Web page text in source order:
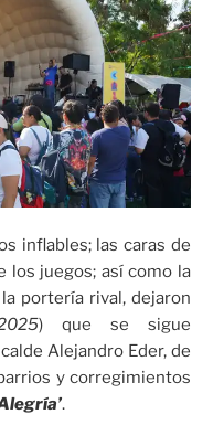
inflables; las caras de
los juegos; así como la
portería rival, dejaron
) que se sigue
Alejandro Eder, de
y corregimientos
.